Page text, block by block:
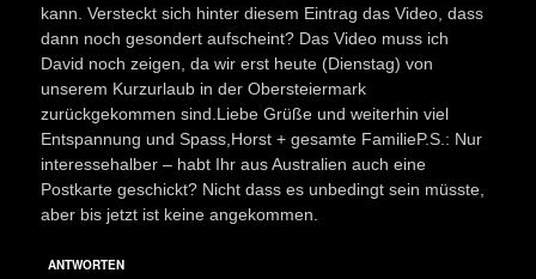
kann. Versteckt sich hinter diesem Eintrag das Video, dass
dann noch gesondert aufscheint? Das Video muss ich
David noch zeigen, da wir erst heute (Dienstag) von
unserem Kurzurlaub in der Obersteiermark
zurückgekommen sind.Liebe Grüße und weiterhin viel
Entspannung und Spass,Horst + gesamte FamilieP.S.: Nur
interessehalber – habt Ihr aus Australien auch eine
Postkarte geschickt? Nicht dass es unbedingt sein müsste,
aber bis jetzt ist keine angekommen.
ANTWORTEN